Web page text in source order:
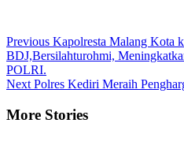
Continue
Reading
Previous Kapolresta Malang Kota
BDJ,Bersilahturohmi,
POLRI.
Next Polres Kediri Meraih
More Stories